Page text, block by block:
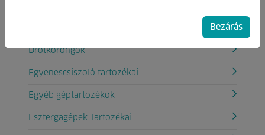
Csiszolás
Drótkorongok
Egyenescsiszoló tartozékai
Egyéb géptartozékok
Esztergagépek Tartozékai
Bezárás